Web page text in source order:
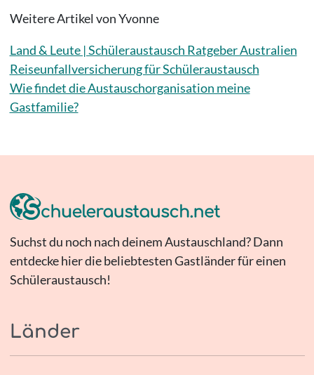
Weitere Artikel von Yvonne
Land & Leute | Schüleraustausch Ratgeber Australien
Reiseunfallversicherung für Schüleraustausch
Wie findet die Austauschorganisation meine
Gastfamilie?
Suchst du noch nach deinem Austauschland? Dann
entdecke hier die beliebtesten Gastländer für einen
Schüleraustausch!
Länder